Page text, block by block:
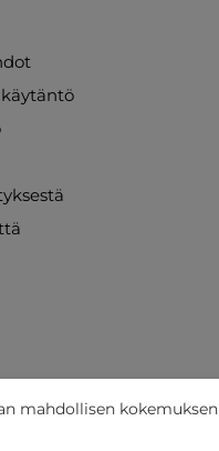
mahdollisen kokemuksen